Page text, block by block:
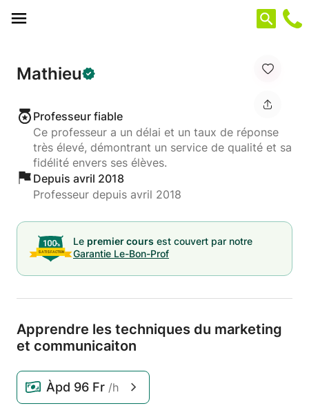
Mathieu
Professeur fiable
Ce professeur a un délai et un taux de réponse
très élevé, démontrant un service de qualité et sa
fidélité envers ses élèves.
Depuis avril 2018
Professeur depuis avril 2018
Le premier cours est couvert par notre
Garantie Le-Bon-Prof
Apprendre les techniques du marketing
et communicaiton
Àpd 96 Fr /h